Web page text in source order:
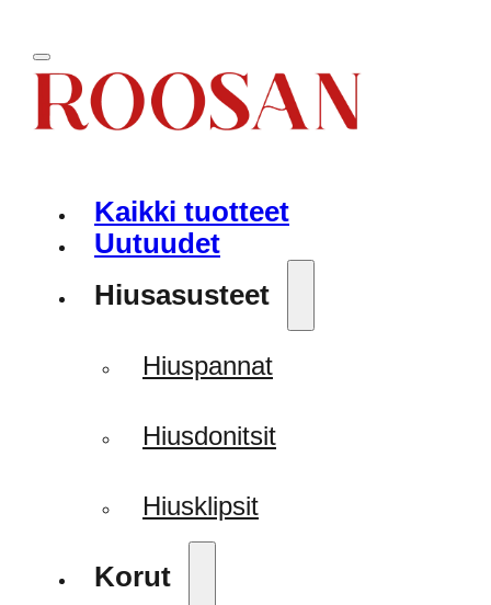
Kaikki tuotteet
Uutuudet
Hiusasusteet
Hiuspannat
Hiusdonitsit
Hiusklipsit
Korut